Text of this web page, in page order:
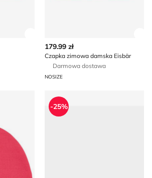
179.99 zł
Czapka zimowa damska Eisbär
Darmowa dostawa
NOSIZE
Mohito - Pasek
-25%